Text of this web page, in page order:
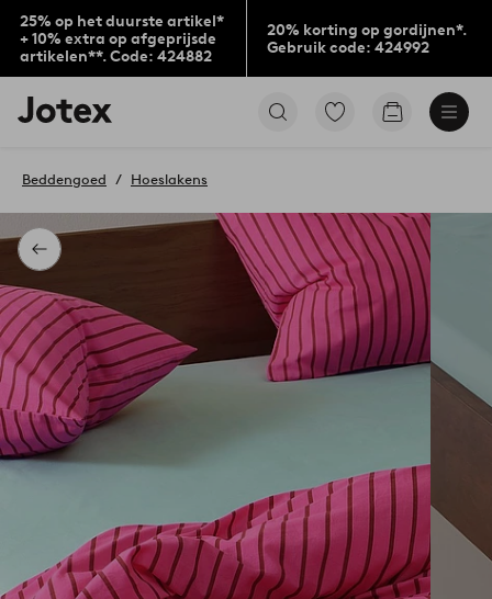
25% op het duurste artikel*
+ 10% extra op afgeprijsde
artikelen**. Code: 424882
20% korting op gordijnen*.
Gebruik code: 424992
Jotex
logo
to
home
page
Ga
Go
Terug
Beddengoed Hoeslakens